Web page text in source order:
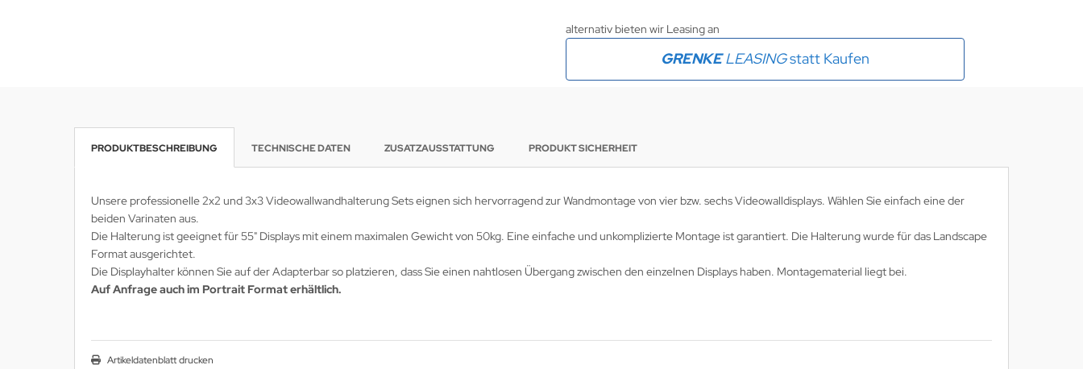
alternativ bieten wir Leasing an
GRENKELEASINGstatt Kaufen
PRODUKTBESCHREIBUNG TECHNISCHE DATEN ZUSATZAUSSTATTUNG PRODUKT SICHERHEIT
Unsere professionelle 2x2 und 3x3 Videowallwandhalterung Sets eignen sich hervorragend zur Wandmontage von vier bzw. sechs Videowalldisplays. Wählen Sie einfach eine der
beiden Varinaten aus.
Die Halterung ist geeignet für 55" Displays mit einem maximalen Gewicht von 50kg. Eine einfache und unkomplizierte Montage ist garantiert. Die Halterung wurde für das Landscape
Format ausgerichtet.
Die Displayhalter können Sie auf der Adapterbar so platzieren, dass Sie einen nahtlosen Übergang zwischen den einzelnen Displays haben. Montagematerial liegt bei.
Auf Anfrage auch im Portrait Format erhältlich.
Artikeldatenblatt drucken